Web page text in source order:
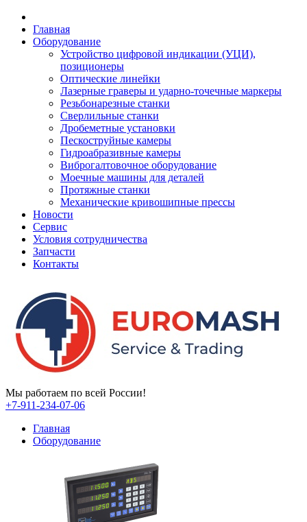
Главная
Оборудование
Устройство цифровой индикации (УЦИ),
позиционеры
Оптические линейки
Лазерные граверы и ударно-точечные маркеры
Резьбонарезные станки
Сверлильные станки
Дробеметные установки
Пескоструйные камеры
Гидроабразивные камеры
Виброгалтовочное оборудование
Моечные машины для деталей
Протяжные станки
Механические кривошипные прессы
Новости
Сервис
Условия сотрудничества
Запчасти
Контакты
Мы работаем по всей России!
+7-911-234-07-06
Главная
Оборудование